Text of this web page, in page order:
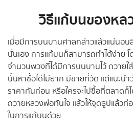
วิธีแก้บนของหล
เมื่อมีการบนบานศาลกล่าวแล้วแน่นอ
นั่นเอง การแก้บนก็สามารถทำได้ง่าย
จำนวนพวงที่ได้มีการบนบานไว้ ถวายใส่
นั้นหาซื้อได้ไม่ยาก มีขายที่วัด แต่แนะน
ราคากันก่อน หรือใครจะไปซื้อที่ตลาด
ถวายหลวงพ่อทันใจ แล้วให้จุดธูปแล้ว
ในการแก้บนด้วย